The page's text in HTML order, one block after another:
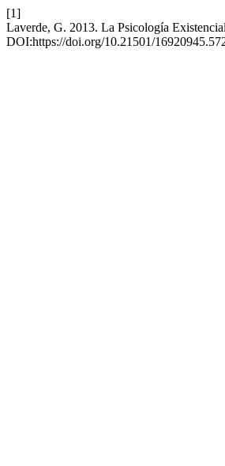
[1]
Laverde, G. 2013. La Psicología
DOI:https://doi.org/10.21501/